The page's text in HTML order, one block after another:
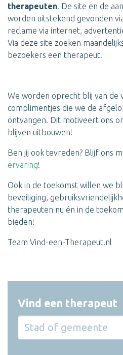
therapeuten. De site en de
worden uitstekend gevonden
reclame via internet,
Via deze site zoeken
bezoekers een therapeut.
We worden oprecht blij van de
complimentjes die we de
ontvangen. Dit motiveert ons
blijven uitbouwen!
Ben jij ook tevreden? Blijf ons
ervaring!
Ook in de toekomst willen we
beveiliging,
therapeuten nu én in de
bieden!
Team Vind-een-Therapeut.nl
Vind een therapeut